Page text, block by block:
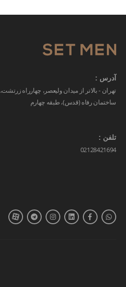
آدرس :
تهران - بالاتر از میدان ولیعصر، چهارراه زرتشت،
ساختمان رفاه (قدس)، طبقه چهارم
تلفن :
02128421694